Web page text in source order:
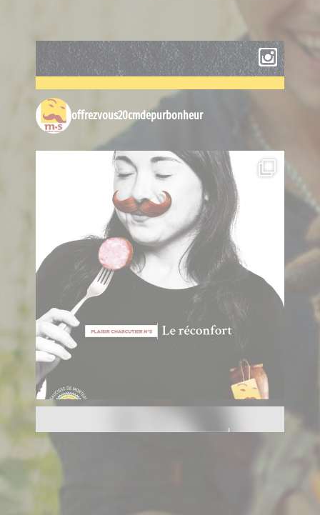
offrezvous20cmdepurbonheur